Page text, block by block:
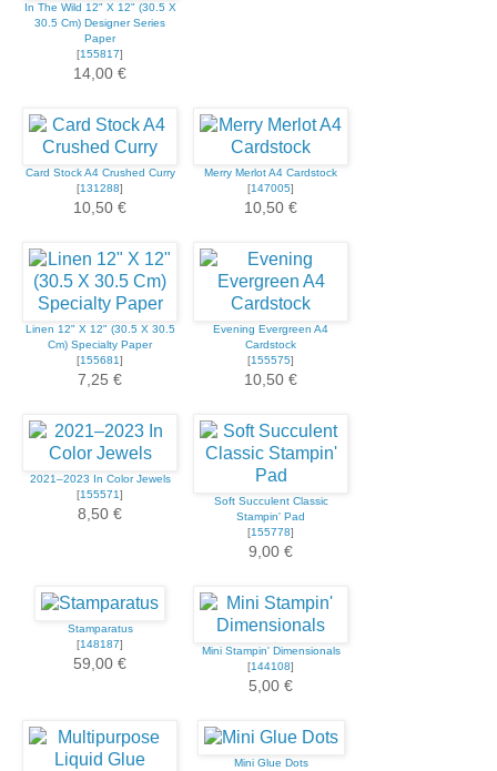
In The Wild 12" X 12" (30.5 X
30.5 Cm) Designer Series
Paper
[155817]
14,00 €
Card Stock A4 Crushed Curry
[131288]
10,50 €
Merry Merlot A4 Cardstock
[147005]
10,50 €
Linen 12" X 12" (30.5 X 30.5
Cm) Specialty Paper
[155681]
7,25 €
Evening Evergreen A4
Cardstock
[155575]
10,50 €
2021–2023 In Color Jewels
[155571]
8,50 €
Soft Succulent Classic
Stampin' Pad
[155778]
9,00 €
Stamparatus
[148187]
59,00 €
Mini Stampin' Dimensionals
[144108]
5,00 €
Mini Glue Dots